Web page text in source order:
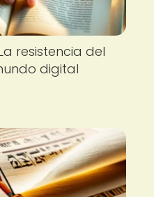
resistencia del
digital